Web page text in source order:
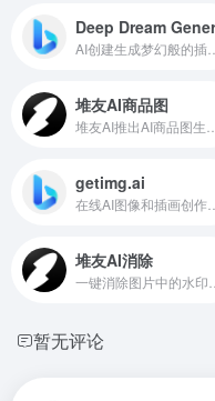
堆友AI商品图
getimg.ai
堆友AI消除
暂无评论